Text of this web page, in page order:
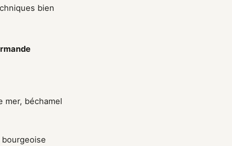
bien
mer, béchamel